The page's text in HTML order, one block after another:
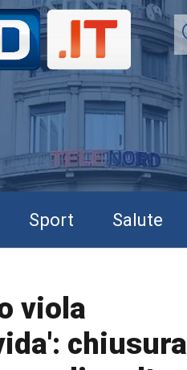
Sport Salute
viola
chiusura